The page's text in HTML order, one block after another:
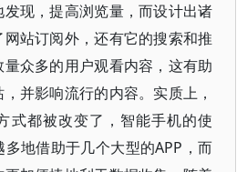
现，提高浏览量，而设计出诸
站订阅外，还有它的搜索和推
众多的用户观看内容，这有助
并影响流行的内容。实质上，
式都被改变了，智能手机的使
地借助于几个大型的APP，而